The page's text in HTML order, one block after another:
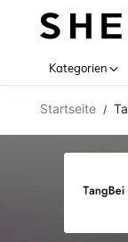
Kategorien
Startseite /